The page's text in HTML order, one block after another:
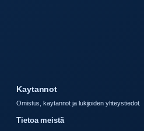
Kaytannot
Omistus, kaytannot ja lukijoiden yhteystiedot.
Tietoa meistä